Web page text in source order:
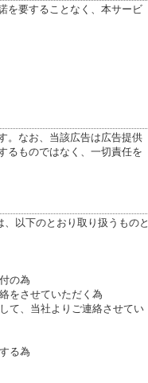
を要することなく、本サービ
。なお、当該広告は広告提供
るものではなく、一切責任を
以下のとおり取り扱うものと
の為
をさせていただく為
て、当社よりご連絡させてい
る為